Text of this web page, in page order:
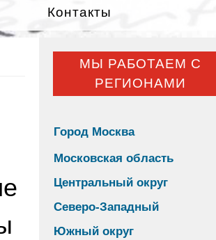
Контакты
МЫ РАБОТАЕМ С
РЕГИОНАМИ
Город Москва
Московская область
Центральный округ
Северо-Западный
Южный округ